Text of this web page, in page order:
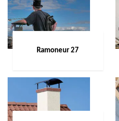
Ramoneur 27